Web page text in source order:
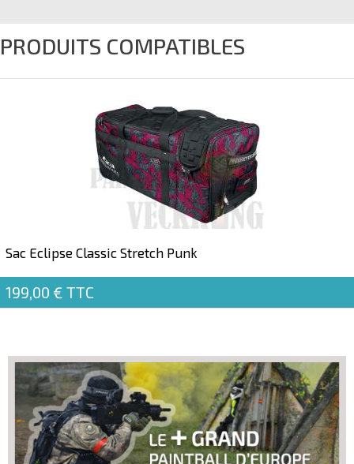
PRODUITS COMPATIBLES
Sac Eclipse Classic Stretch Punk
199,00 € TTC